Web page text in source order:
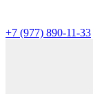
+7 (977) 890-11-33